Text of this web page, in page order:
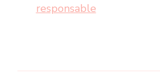
responsable